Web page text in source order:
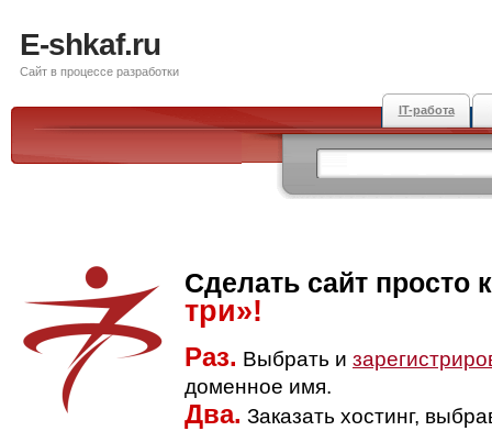
E-shkaf.ru
Сайт в процессе разработки
IT-работа
Сделать сайт просто
три»!
Раз. Выбрать и
доменное имя.
Два. Заказать хостинг,